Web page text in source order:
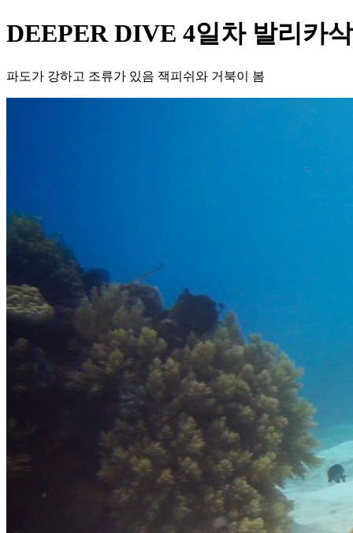
DEEPER DIVE 4일차 발리카
파도가 강하고 조류가 있음 잭피쉬와 거북이 봄